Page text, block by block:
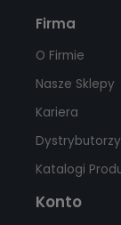
Firma
O Firmie
Nasze Sklepy
Kariera
Katalogi
Konto